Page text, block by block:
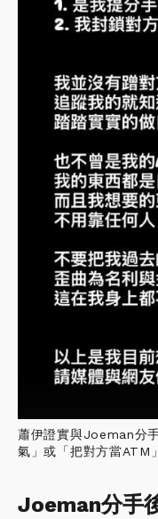
蕭伊證實與Joeman分
氣」或「把對方當ATM
Joeman分手